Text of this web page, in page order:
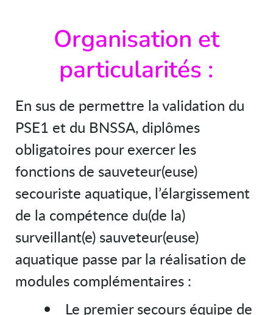
Organisation et
particularités :
En sus de permettre la validation du
PSE1 et du BNSSA, diplômes
obligatoires pour exercer les
fonctions de sauveteur(euse)
secouriste aquatique, l’élargissement
de la compétence du(de la)
surveillant(e) sauveteur(euse)
aquatique passe par la réalisation de
modules complémentaires :
Le premier secours équipe de